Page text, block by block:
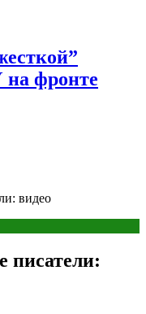
на фронте
видео
писатели: